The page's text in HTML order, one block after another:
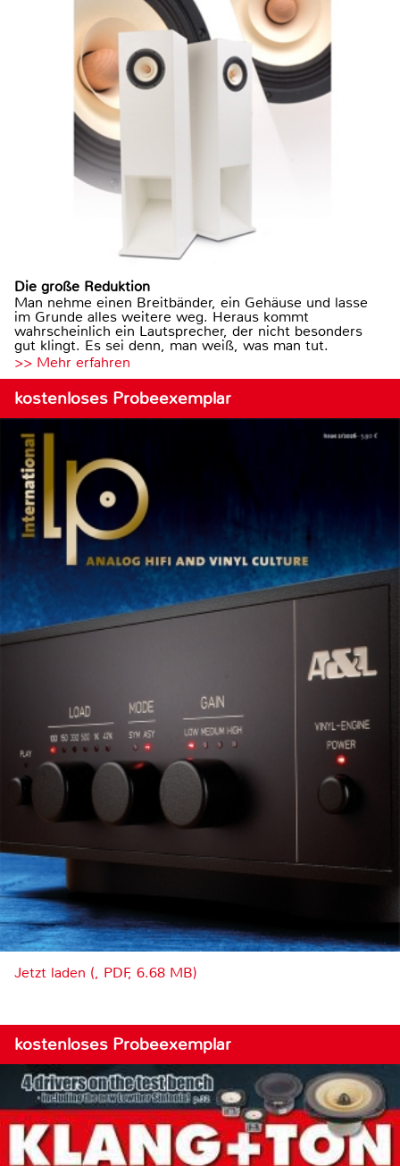
Die große Reduktion
Man nehme einen Breitbänder, ein Gehäuse und lasse
im Grunde alles weitere weg. Heraus kommt
wahrscheinlich ein Lautsprecher, der nicht besonders
gut klingt. Es sei denn, man weiß, was man tut.
>> Mehr erfahren
kostenloses Probeexemplar
Jetzt laden (, PDF, 6.68 MB)
kostenloses Probeexemplar